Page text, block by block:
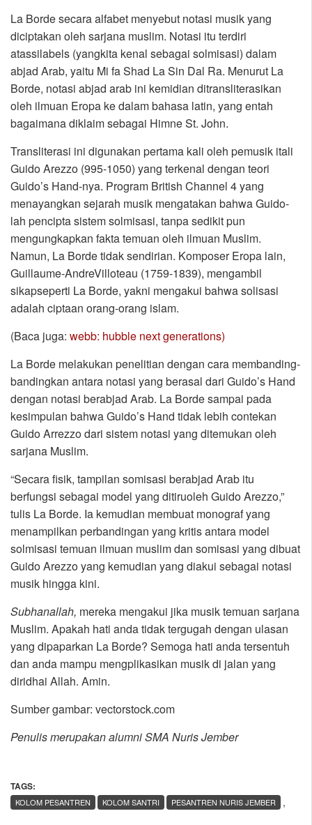
La Borde secara alfabet menyebut notasi musik yang
diciptakan oleh sarjana muslim. Notasi itu terdiri
atassilabels (yangkita kenal sebagai solmisasi) dalam
abjad Arab, yaitu Mi fa Shad La Sin Dal Ra. Menurut La
Borde, notasi abjad arab ini kemidian ditransliterasikan
oleh ilmuan Eropa ke dalam bahasa latin, yang entah
bagaimana diklaim sebagai Himne St. John.
Transliterasi ini digunakan pertama kali oleh pemusik itali
Guido Arezzo (995-1050) yang terkenal dengan teori
Guido’s Hand-nya. Program British Channel 4 yang
menayangkan sejarah musik mengatakan bahwa Guido-
lah pencipta sistem solmisasi, tanpa sedikit pun
mengungkapkan fakta temuan oleh ilmuan Muslim.
Namun, La Borde tidak sendirian. Komposer Eropa lain,
Guillaume-AndreVilloteau (1759-1839), mengambil
sikapseperti La Borde, yakni mengakui bahwa solisasi
adalah ciptaan orang-orang islam.
(Baca juga: webb: hubble next generations)
La Borde melakukan penelitian dengan cara membanding-
bandingkan antara notasi yang berasal dari Guido’s Hand
dengan notasi berabjad Arab. La Borde sampai pada
kesimpulan bahwa Guido’s Hand tidak lebih contekan
Guido Arrezzo dari sistem notasi yang ditemukan oleh
sarjana Muslim.
“Secara fisik, tampilan somisasi berabjad Arab itu
berfungsi sebagai model yang ditiruoleh Guido Arezzo,”
tulis La Borde. Ia kemudian membuat monograf yang
menampilkan perbandingan yang kritis antara model
solmisasi temuan ilmuan muslim dan somisasi yang dibuat
Guido Arezzo yang kemudian yang diakui sebagai notasi
musik hingga kini.
Subhanallah, mereka mengakui jika musik temuan sarjana
Muslim. Apakah hati anda tidak tergugah dengan ulasan
yang dipaparkan La Borde? Semoga hati anda tersentuh
dan anda mampu mengplikasikan musik di jalan yang
diridhai Allah. Amin.
Sumber gambar: vectorstock.com
Penulis merupakan alumni SMA Nuris Jember
TAGS:
,
KOLOM PESANTREN KOLOM SANTRI PESANTREN NURIS JEMBER